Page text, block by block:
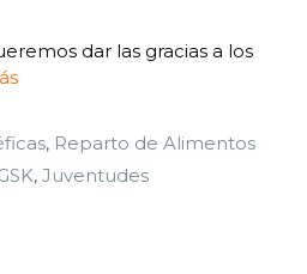
dar las gracias a los
, Reparto de Alimentos
, Juventudes